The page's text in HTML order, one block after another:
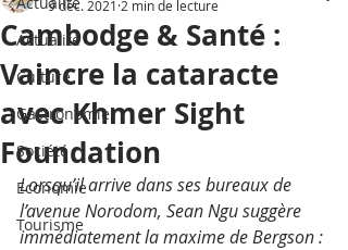
Actualité
Culture
Gastronomie
Société
Economie
Tourisme
Cambodge & Santé :
Vaincre la cataracte
avec Khmer Sight
Foundation
9 déc. 2021 2 min de lecture
Lorsqu’il arrive dans ses bureaux de
l’avenue Norodom, Sean Ngu suggère
immédiatement la maxime de Bergson :